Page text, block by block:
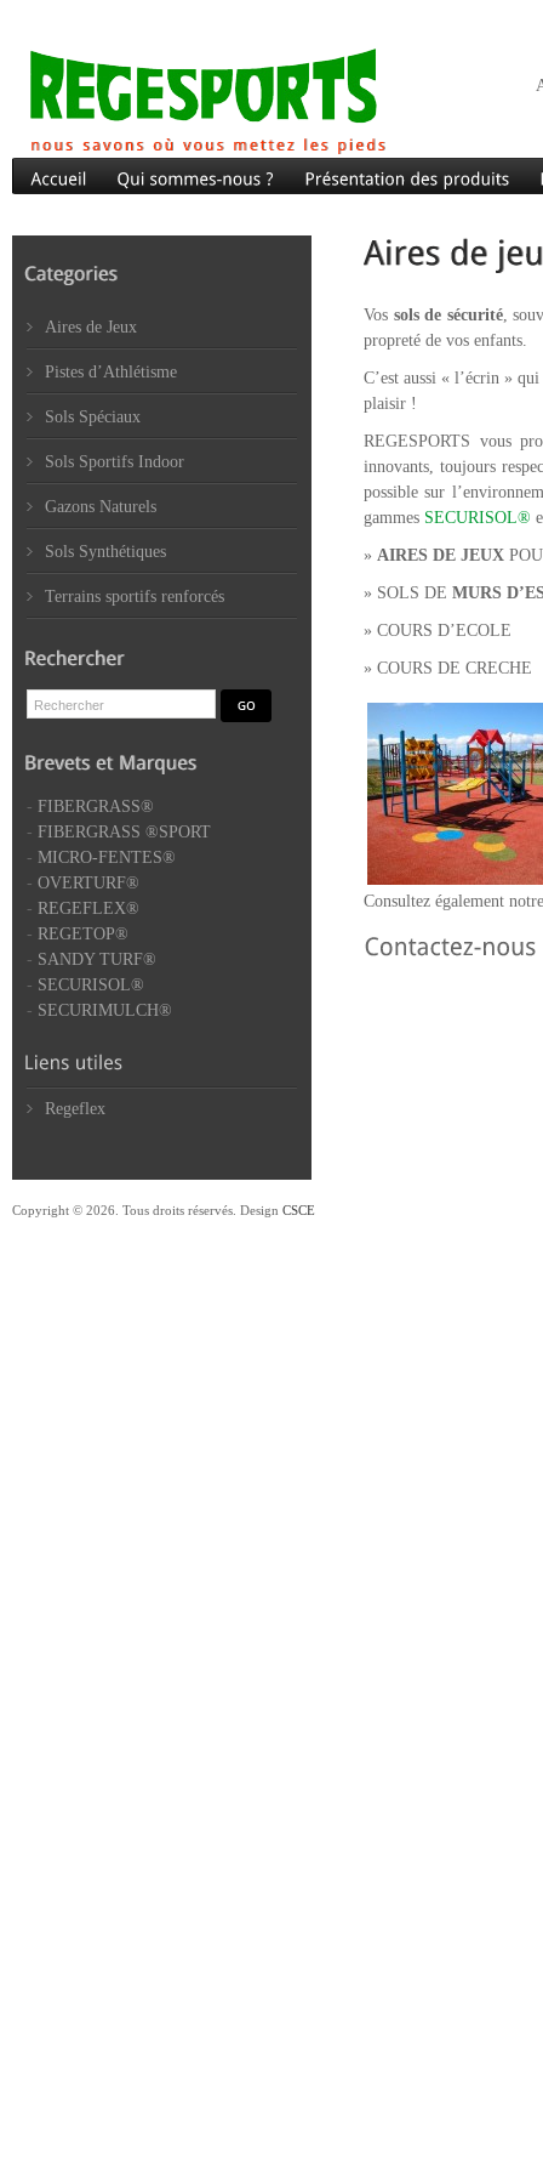
Vos sols de sécurité,
propreté de vos enfants.
C’est aussi « l’écrin »
plaisir !
REGESPORTS vous
innovants, toujours
possible sur
gammes SECURISOL®
» AIRES DE JEUX
» SOLS DE MURS
» COURS D’ECOLE
» COURS DE CRECHE
Consultez également
Aires de Jeux
Pistes d’Athlétisme
Sols Spéciaux
Sols Sportifs Indoor
Gazons Naturels
Sols Synthétiques
Terrains sportifs renforcés
- FIBERGRASS®
- FIBERGRASS ®SPORT
- MICRO-FENTES®
- OVERTURF®
- REGEFLEX®
- REGETOP®
- SANDY TURF®
- SECURISOL®
- SECURIMULCH®
Regeflex
Copyright © 2026. Tous droits réservés. Design CSCE